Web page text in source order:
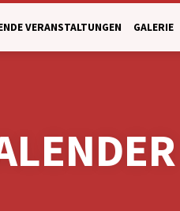
VERANSTALTUNGEN GALERIE